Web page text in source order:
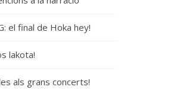
el final de Hoka hey!
lakota!
als grans concerts!